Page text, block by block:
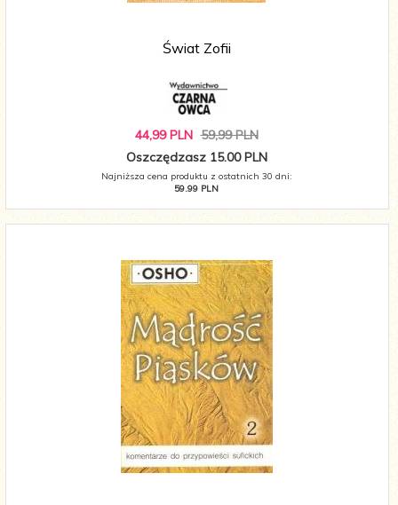
Świat Zofii
44,99 PLN 59,99 PLN
Oszczędzasz 15.00 PLN
Najniższa cena produktu z ostatnich 30 dni:
59.99 PLN